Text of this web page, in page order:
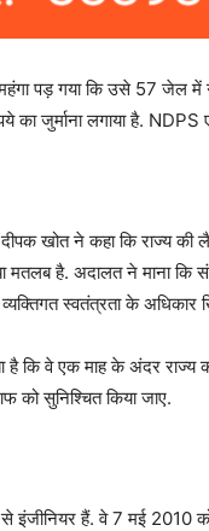
पड़ गया कि उसे 57 जेल में
का जुर्माना लगाया है.
खोत ने कहा कि राज्य
है. अदालत ने माना कि
स्वतंत्रता के अधिकार
है कि वे एक माह के अंदर
को सुनिश्चित किया जाए.
हैं. वे 7 मई 2010 को